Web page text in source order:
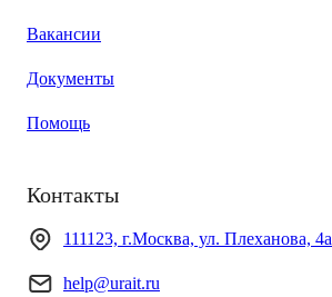
Вакансии
Документы
Помощь
Контакты
111123, г.Москва, ул. Плеханова, 4а
help@urait.ru